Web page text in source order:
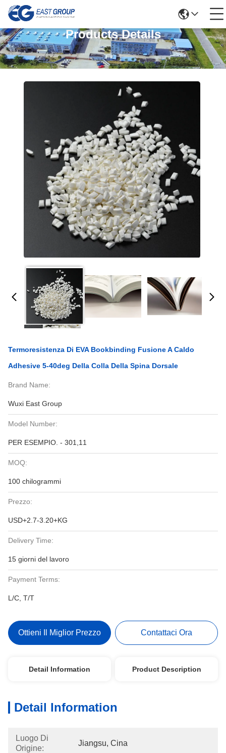
Products Details
Termoresistenza Di EVA Bookbinding Fusione A Caldo
Adhesive 5-40deg Della Colla Della Spina Dorsale
Brand Name:
Wuxi East Group
Model Number:
PER ESEMPIO. - 301,11
MOQ:
100 chilogrammi
Prezzo:
USD+2.7-3.20+KG
Delivery Time:
15 giorni del lavoro
Payment Terms:
L/C, T/T
Ottieni Il Miglior Prezzo Contattaci Ora
Detail Information Product Description
Detail Information
Luogo Di
Origine:
Jiangsu, Cina